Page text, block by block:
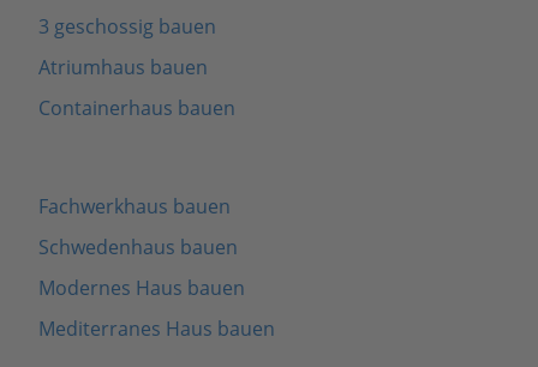
3 geschossig bauen
Atriumhaus bauen
Containerhaus bauen
Fachwerkhaus bauen
Schwedenhaus bauen
Modernes Haus bauen
Mediterranes Haus bauen